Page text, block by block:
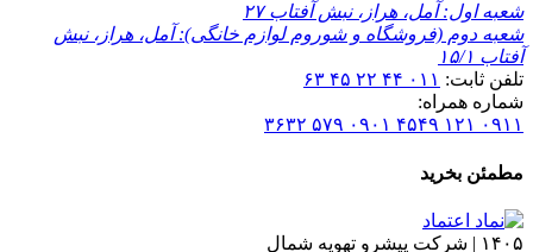
شعبه اول:آمل، هراز، نبش آفتاب ۲۷
شعبه دوم (فروشگاه و شوروم لوازم خانگی):آمل، هراز، نبش
آفتاب ۱۵/۱
تلفن ثابت: ۰۱۱ ۴۴ ۲۲ ۴۵ ۶۳
شماره همراه:
۰۹۱۱ ۱۲۱ ۴۵۴۹
۰۹۰۱ ۵۷۹ ۳۶۳۲
مطمئن بخرید
۱۴۰۵ | شرکت پیشرو تهویه شمال